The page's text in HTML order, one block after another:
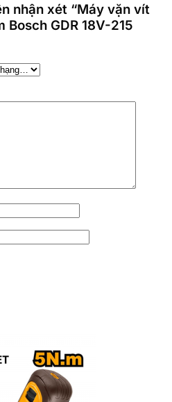
nhận xét “Máy vặn vít
Bosch GDR 18V-215